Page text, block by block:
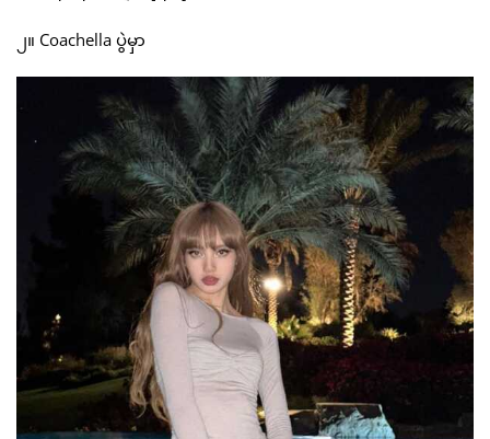
၂။ Coachella ပွဲမှာ